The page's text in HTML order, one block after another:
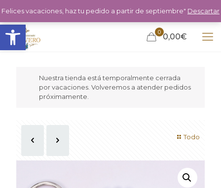
Abrir barra de herramientas 0 0,00€
Nuestra tienda está temporalmente cerrada
por vacaciones. Volveremos a atender pedidos
próximamente.
Todo
Felices vacaciones, haz tu pedido a partir de septiembre" Descartar